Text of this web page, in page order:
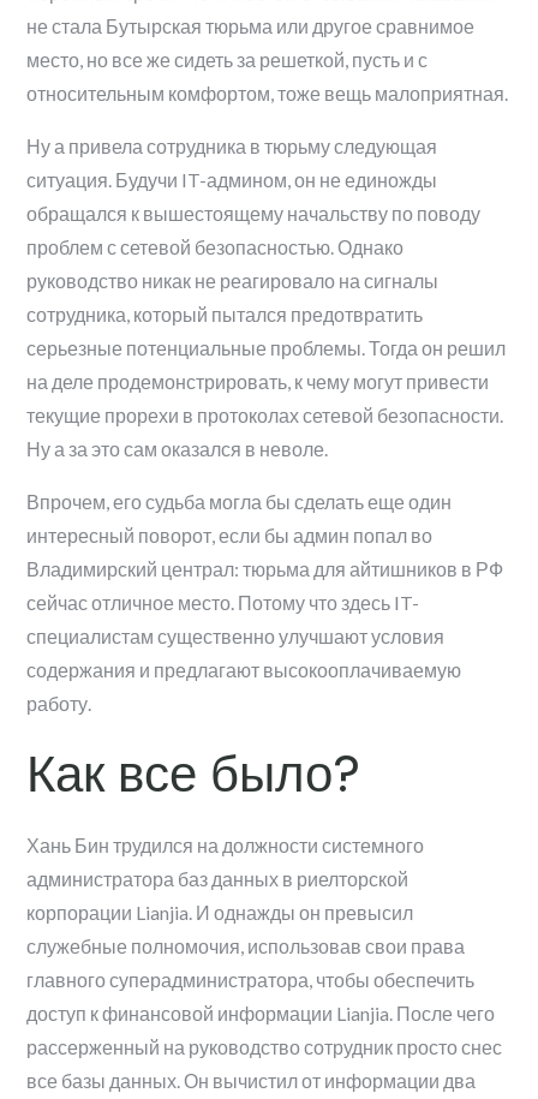
не стала Бутырская тюрьма или другое сравнимое
место, но все же сидеть за решеткой, пусть и с
относительным комфортом, тоже вещь малоприятная.
Ну а привела сотрудника в тюрьму следующая
ситуация. Будучи IT-админом, он не единожды
обращался к вышестоящему начальству по поводу
проблем с сетевой безопасностью. Однако
руководство никак не реагировало на сигналы
сотрудника, который пытался предотвратить
серьезные потенциальные проблемы. Тогда он решил
на деле продемонстрировать, к чему могут привести
текущие прорехи в протоколах сетевой безопасности.
Ну а за это сам оказался в неволе.
Впрочем, его судьба могла бы сделать еще один
интересный поворот, если бы админ попал во
Владимирский централ: тюрьма для айтишников в РФ
сейчас отличное место. Потому что здесь IT-
специалистам существенно улучшают условия
содержания и предлагают высокооплачиваемую
работу.
Как все было?
Хань Бин трудился на должности системного
администратора баз данных в риелторской
корпорации Lianjia. И однажды он превысил
служебные полномочия, использовав свои права
главного суперадминистратора, чтобы обеспечить
доступ к финансовой информации Lianjia. После чего
рассерженный на руководство сотрудник просто снес
все базы данных. Он вычистил от информации два